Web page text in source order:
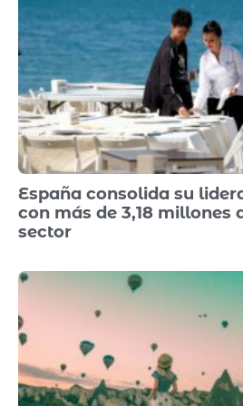
España consolida su
con más de 3,18 millones
sector